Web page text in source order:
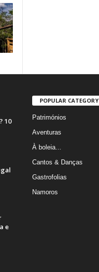
10
e
POPULAR CATEGORY
Patrimónios
Aventuras
À boleia...
Cantos & Danças
Gastrofolias
Namoros